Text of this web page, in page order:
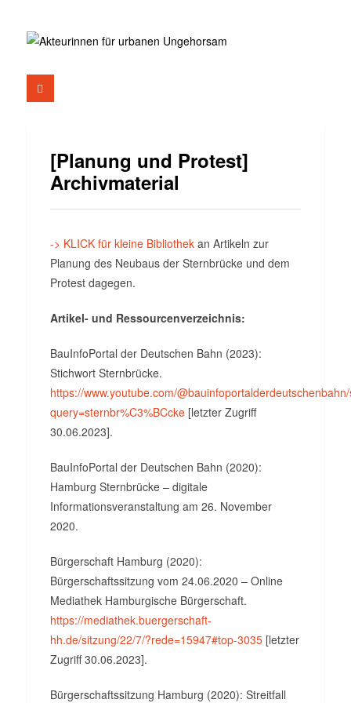
[Planung und Protest]
Archivmaterial
-> KLICK für kleine Bibliothekan Artikeln zur
Planung des Neubaus der Sternbrücke und dem
Protest dagegen.
Artikel- und Ressourcenverzeichnis:
BauInfoPortal der Deutschen Bahn (2023):
Stichwort Sternbrücke.
https://www.youtube.com/
query=sternbr%C3%BCcke[letzter Zugriff
30.06.2023].
BauInfoPortal der Deutschen Bahn (2020):
Hamburg Sternbrücke – digitale
Informationsveranstaltung am 26. November
2020.
Bürgerschaft Hamburg (2020):
Bürgerschaftssitzung vom 24.06.2020 – Online
Mediathek Hamburgische Bürgerschaft.
https://mediathek.buergerschaft-
hh.de/sitzung/22/7/?rede=15947#top-3035[letzter
Zugriff 30.06.2023].
Bürgerschaftssitzung Hamburg (2020): Streitfall